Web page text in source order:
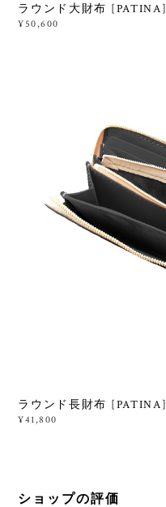
ラウンド大財布 [PATINA]
¥50,600
ラウンド長財布 [PATINA]
¥41,800
ショップの評価